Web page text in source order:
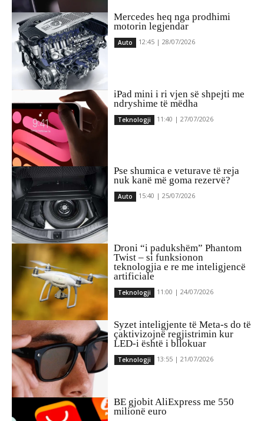
Mercedes heq nga prodhimi
motorin legjendar
Auto 12:45 | 28/07/2026
iPad mini i ri vjen së shpejti me
ndryshime të mëdha
Teknologji 11:40 | 27/07/2026
Pse shumica e veturave të reja
nuk kanë më goma rezervë?
Auto 15:40 | 25/07/2026
Droni “i padukshëm” Phantom
Twist – si funksionon
teknologjia e re me inteligjencë
artificiale
Teknologji 11:00 | 24/07/2026
Syzet inteligjente të Meta-s do të
çaktivizojnë regjistrimin kur
LED-i është i bllokuar
Teknologji 13:55 | 21/07/2026
BE gjobit AliExpress me 550
milionë euro